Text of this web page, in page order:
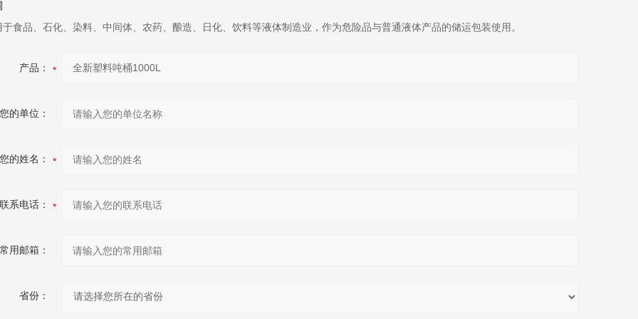
于食品、石化、染料、中间体、农药、酿造、日化、饮料等液体制造业，作为危险品与普通液体产品的储运包装使用。
产品：
您的单位：
您的姓名：
联系电话：
常用邮箱：
省份：